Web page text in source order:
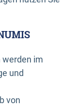
werden im
und
von